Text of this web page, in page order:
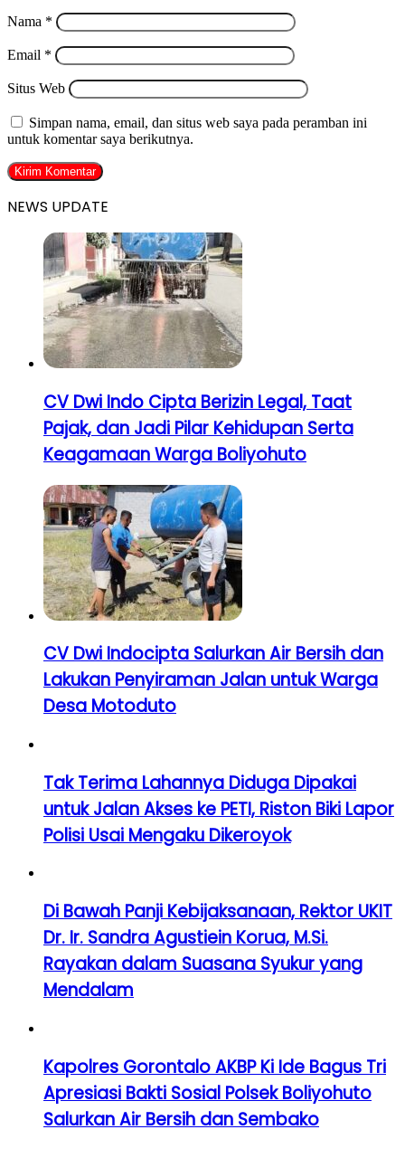
Nama *
Email *
Situs Web
Simpan nama, email, dan situs web saya pada peramban ini
untuk komentar saya berikutnya.
NEWS UPDATE
CV Dwi Indo Cipta Berizin Legal, Taat
Pajak, dan Jadi Pilar Kehidupan Serta
Keagamaan Warga Boliyohuto
CV Dwi Indocipta Salurkan Air Bersih dan
Lakukan Penyiraman Jalan untuk Warga
Desa Motoduto
Tak Terima Lahannya Diduga Dipakai
untuk Jalan Akses ke PETI, Riston Biki Lapor
Polisi Usai Mengaku Dikeroyok
Di Bawah Panji Kebijaksanaan, Rektor UKIT
Dr. Ir. Sandra Agustiein Korua, M.Si.
Rayakan dalam Suasana Syukur yang
Mendalam
Kapolres Gorontalo AKBP Ki Ide Bagus Tri
Apresiasi Bakti Sosial Polsek Boliyohuto
Salurkan Air Bersih dan Sembako